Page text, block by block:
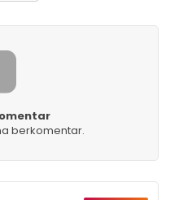
berkomentar.